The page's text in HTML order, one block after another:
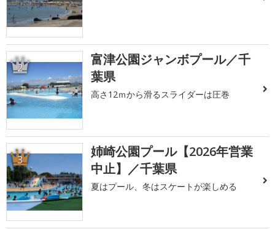
2
富津公園ジャンボプール／千
葉県
高さ12ｍから滑るスライダーは圧巻
3
姉崎公園プール【2026年営業
中止】／千葉県
夏はプール、冬はスケートが楽しめる